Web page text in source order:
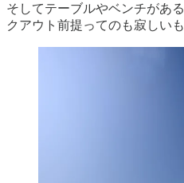
そしてテーブルやベンチがあ
クアウト前提ってのも寂しいも